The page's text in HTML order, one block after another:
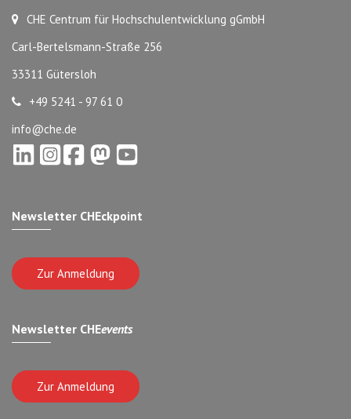
CHE Centrum für Hochschulentwicklung gGmbH
Carl-Bertelsmann-Straße 256
33311 Gütersloh
+49 5241 - 97 61 0
info@che.de
Newsletter CHEckpoint
Zur Anmeldung
Newsletter CHEevents
Zur Anmeldung